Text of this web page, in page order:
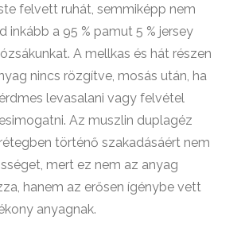
felvett ruhát, semmiképp nem
inkább a 95 % pamut 5 % jersey
A mellkas és hát részen
nincs rözgítve, mosás után, ha
levasalani vagy felvétel
Az muszlin duplagéz
történő szakadásáért nem
mert ez nem az anyag
hanem az erősen ígénybe vett
anyagnak.